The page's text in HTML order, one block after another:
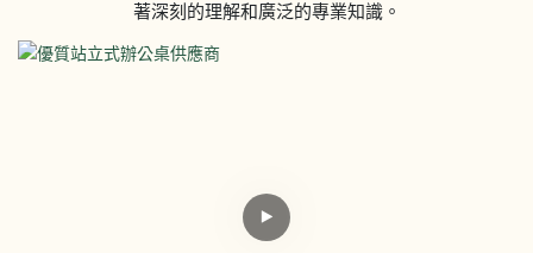
著深刻的理解和廣泛的專業知識。